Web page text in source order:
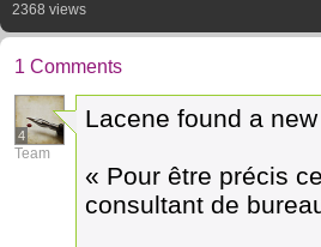
2368 views
1 Comments
4
Team
Lacene found a
« Pour être précis
consultant de